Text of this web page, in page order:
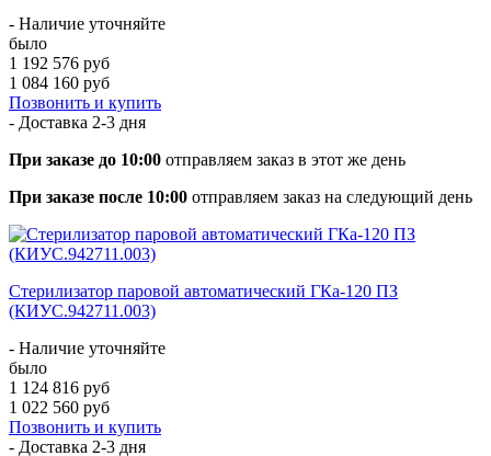
- Наличие уточняйте
было
1 192 576 руб
1 084 160 руб
Позвонить и купить
- Доставка 2-3 дня
При заказе до 10:00 отправляем заказ в этот же день
При заказе после 10:00 отправляем заказ на следующий день
Стерилизатор паровой автоматический ГКа-120 ПЗ
(КИУС.942711.003)
- Наличие уточняйте
было
1 124 816 руб
1 022 560 руб
Позвонить и купить
- Доставка 2-3 дня